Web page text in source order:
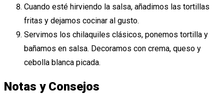
Cuando esté hirviendo la salsa, añadimos las tortillas
fritas y dejamos cocinar al gusto.
Servimos los chilaquiles clásicos, ponemos tortilla y
bañamos en salsa. Decoramos con crema, queso y
cebolla blanca picada.
Notas y Consejos